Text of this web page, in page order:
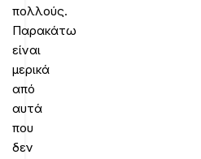
πολλούς.
Παρακάτω
είναι
μερικά
από
αυτά
που
δεν